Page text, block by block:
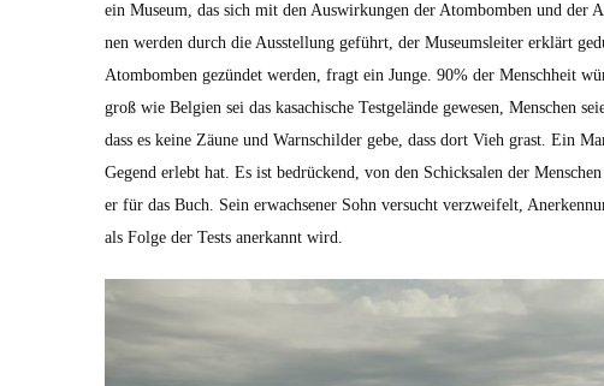
ein Muse­um, das sich mit den Auswirkun­gen der Atom­bomben und der
nen wer­den durch die Ausstel­lung geführt, der Muse­um­sleit­er erk­lärt
Atom­bomben gezün­det wer­den, fragt ein Junge. 90% der Men­schheit
groß wie Bel­gien sei das kasachis­che Test­gelände gewe­sen, Men­schen
dass es keine Zäune und Warn­schilder gebe, dass dort Vieh grast. Ein
Gegend erlebt hat. Es ist bedrück­end, von den Schick­salen der
er für das Buch. Sein erwach­sen­er Sohn ver­sucht verzweifelt,
als Folge der Tests anerkan­nt wird.